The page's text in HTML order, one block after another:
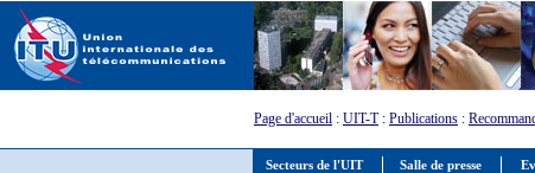
Secteurs de l'UIT Salle de presse
Page d'accueil : UIT-T: Publications :